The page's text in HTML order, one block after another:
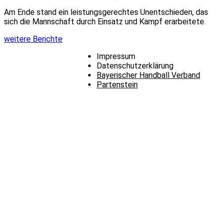
Am Ende stand ein leistungsgerechtes Unentschieden, das
sich die Mannschaft durch Einsatz und Kampf erarbeitete.
weitere Berichte
Impressum
Datenschutzerklärung
Bayerischer Handball Verband
Partenstein